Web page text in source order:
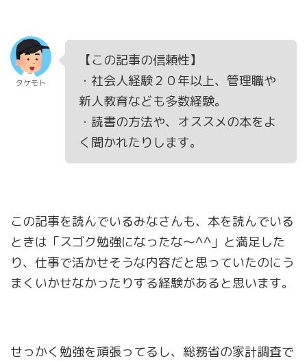
タケモト
【この記事の信頼性】
・社会人経験２０年以上、管理職や
新人教育なども多数経験。
・読書の方法や、オススメの本をよ
く聞かれたりします。
この記事を読んでいるみなさんも、本を読んでいる
ときは「スゴク勉強になったな～^^」と満足した
り、仕事で活かせそうな内容だと思っていたのにう
まくいかせなかったりする経験があると思います。
せっかく勉強を頑張ってるし、総務省の家計調査で